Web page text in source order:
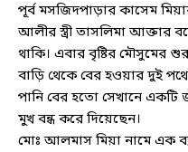
পূর্ব মসজিদপাড়ার কাসেম
আলীর স্ত্রী তাসলিমা আক্তার
থাকি। এবার বৃষ্টির মৌসুমের
বাড়ি থেকে বের হওয়ার দুই
পানি বের হতো সেখানে একটি
মুখ বন্ধ করে দিয়েছেন।
মোঃ আলমাস মিয়া নামে এক